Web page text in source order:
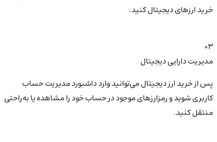
خرید ارزهای دیجیتال کنید.
03
مدیریت دارایی دیجیتال
پس از خرید ارز دیجیتال می‌توانید وارد داشبورد مدیریت حساب
کاربری شوید و رمزارزهای موجود در حساب خود را مشاهده یا به‌راحتی
منتقل کنید.